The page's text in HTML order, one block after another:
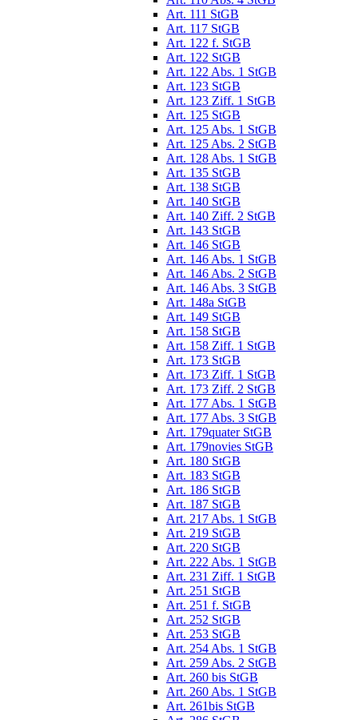
Art. 111 StGB
Art. 117 StGB
Art. 122 f. StGB
Art. 122 StGB
Art. 122 Abs. 1 StGB
Art. 123 StGB
Art. 123 Ziff. 1 StGB
Art. 125 StGB
Art. 125 Abs. 1 StGB
Art. 125 Abs. 2 StGB
Art. 128 Abs. 1 StGB
Art. 135 StGB
Art. 138 StGB
Art. 140 StGB
Art. 140 Ziff. 2 StGB
Art. 143 StGB
Art. 146 StGB
Art. 146 Abs. 1 StGB
Art. 146 Abs. 2 StGB
Art. 146 Abs. 3 StGB
Art. 148a StGB
Art. 149 StGB
Art. 158 StGB
Art. 158 Ziff. 1 StGB
Art. 173 StGB
Art. 173 Ziff. 1 StGB
Art. 173 Ziff. 2 StGB
Art. 177 Abs. 1 StGB
Art. 177 Abs. 3 StGB
Art. 179quater StGB
Art. 179novies StGB
Art. 180 StGB
Art. 183 StGB
Art. 186 StGB
Art. 187 StGB
Art. 217 Abs. 1 StGB
Art. 219 StGB
Art. 220 StGB
Art. 222 Abs. 1 StGB
Art. 231 Ziff. 1 StGB
Art. 251 StGB
Art. 251 f. StGB
Art. 252 StGB
Art. 253 StGB
Art. 254 Abs. 1 StGB
Art. 259 Abs. 2 StGB
Art. 260 bis StGB
Art. 260 Abs. 1 StGB
Art. 261bis StGB